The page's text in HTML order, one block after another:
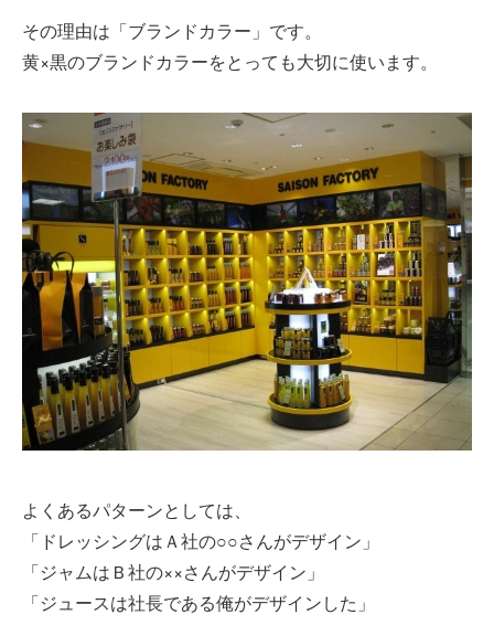
その理由は「ブランドカラー」です。
黄×黒のブランドカラーをとっても大切に使います。
よくあるパターンとしては、
「ドレッシングはＡ社の○○さんがデザイン」
「ジャムはＢ社の××さんがデザイン」
「ジュースは社長である俺がデザインした」